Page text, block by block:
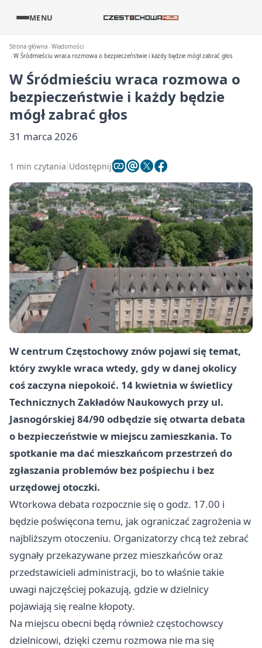
MENU
Strona główna Wiadomości
W Śródmieściu wraca rozmowa o bezpieczeństwie i każdy będzie mógł zabrać głos
W Śródmieściu wraca rozmowa o
bezpieczeństwie i każdy będzie
mógł zabrać głos
31 marca 2026
1 min czytania Udostępnij
W centrum Częstochowy znów pojawi się temat,
który zwykle wraca wtedy, gdy w danej okolicy
coś zaczyna niepokoić. 14 kwietnia w świetlicy
Technicznych Zakładów Naukowych przy ul.
Jasnogórskiej 84/90 odbędzie się otwarta debata
o bezpieczeństwie w miejscu zamieszkania. To
spotkanie ma dać mieszkańcom przestrzeń do
zgłaszania problemów bez pośpiechu i bez
urzędowej otoczki.
Wtorkowa debata rozpocznie się o godz. 17.00 i
będzie poświęcona temu, jak ograniczać zagrożenia w
najbliższym otoczeniu. Organizatorzy chcą też zebrać
sygnały przekazywane przez mieszkańców oraz
przedstawicieli administracji, bo to właśnie takie
uwagi najczęściej pokazują, gdzie w dzielnicy
pojawiają się realne kłopoty.
Na miejscu obecni będą również częstochowscy
dzielnicowi, dzięki czemu rozmowa nie ma się